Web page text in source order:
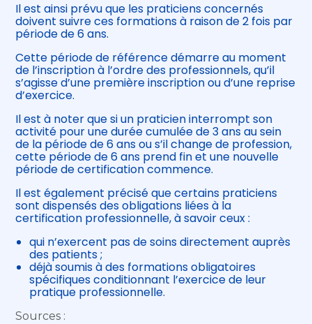
Il est ainsi prévu que les praticiens concernés
doivent suivre ces formations à raison de 2 fois par
période de 6 ans.
Cette période de référence démarre au moment
de l’inscription à l’ordre des professionnels, qu’il
s’agisse d’une première inscription ou d’une reprise
d’exercice.
Il est à noter que si un praticien interrompt son
activité pour une durée cumulée de 3 ans au sein
de la période de 6 ans ou s’il change de profession,
cette période de 6 ans prend fin et une nouvelle
période de certification commence.
Il est également précisé que certains praticiens
sont dispensés des obligations liées à la
certification professionnelle, à savoir ceux :
qui n’exercent pas de soins directement auprès
des patients ;
déjà soumis à des formations obligatoires
spécifiques conditionnant l’exercice de leur
pratique professionnelle.
Sources :